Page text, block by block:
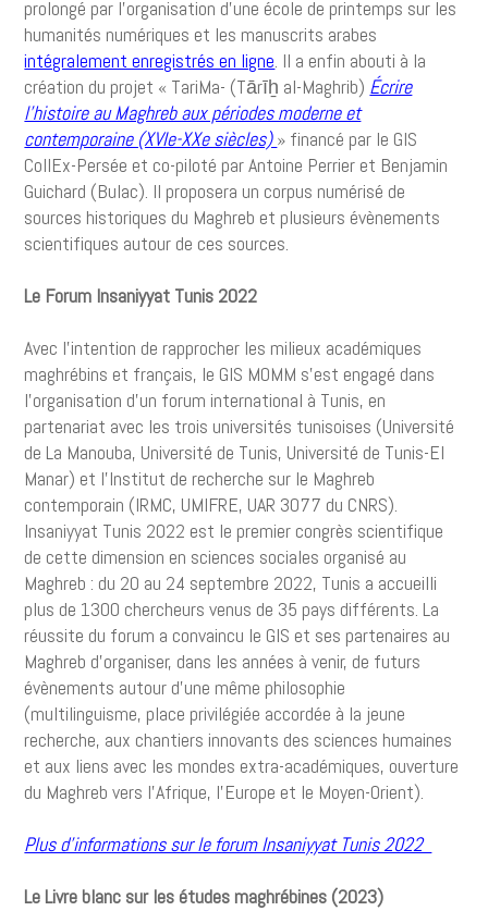
prolongé par l’organisation d’une école de printemps sur les
humanités numériques et les manuscrits arabes
intégralement enregistrés en ligne. Il a enfin abouti à la
création du projet « TariMa- (Tārīẖ al-Maghrib) Écrire
l’histoire au Maghreb aux périodes moderne et
contemporaine (XVIe-XXe siècles)» financé par le GIS
CollEx-Persée et co-piloté par Antoine Perrier et Benjamin
Guichard (Bulac). Il proposera un corpus numérisé de
sources historiques du Maghreb et plusieurs évènements
scientifiques autour de ces sources.
Le Forum Insaniyyat Tunis 2022
Avec l’intention de rapprocher les milieux académiques
maghrébins et français, le GIS MOMM s’est engagé dans
l’organisation d’un forum international à Tunis, en
partenariat avec les trois universités tunisoises (Université
de La Manouba, Université de Tunis, Université de Tunis-El
Manar) et l’Institut de recherche sur le Maghreb
contemporain (IRMC, UMIFRE, UAR 3077 du CNRS).
Insaniyyat Tunis 2022 est le premier congrès scientifique
de cette dimension en sciences sociales organisé au
Maghreb : du 20 au 24 septembre 2022, Tunis a accueilli
plus de 1300 chercheurs venus de 35 pays différents. La
réussite du forum a convaincu le GIS et ses partenaires au
Maghreb d’organiser, dans les années à venir, de futurs
évènements autour d’une même philosophie
(multilinguisme, place privilégiée accordée à la jeune
recherche, aux chantiers innovants des sciences humaines
et aux liens avec les mondes extra-académiques, ouverture
du Maghreb vers l’Afrique, l’Europe et le Moyen-Orient).
Plus d’informations sur le forum Insaniyyat Tunis 2022
Le Livre blanc sur les études maghrébines (2023)